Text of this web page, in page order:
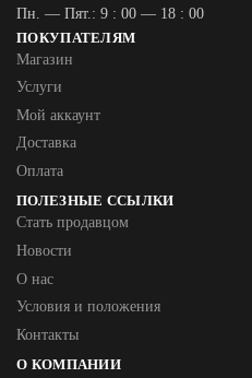
Пн. — Пят.: 9 : 00 — 18 : 00
ПОКУПАТЕЛЯМ
Магазин
Услуги
Мой аккаунт
Доставка
Оплата
ПОЛЕЗНЫЕ ССЫЛКИ
Стать продавцом
Новости
О нас
Условия и положения
Контакты
О КОМПАНИИ